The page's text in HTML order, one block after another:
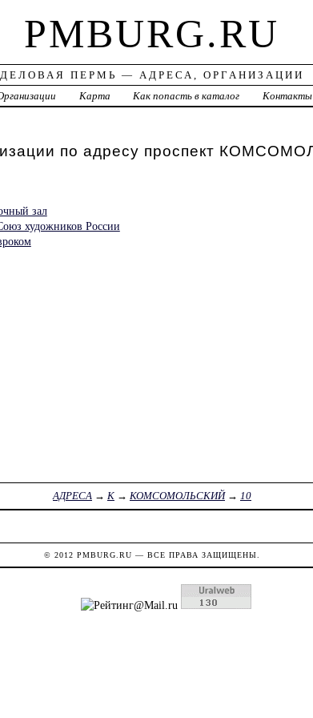
PMBURG.RU
ДЕЛОВАЯ ПЕРМЬ — АДРЕСА, ОРГАНИЗАЦИИ
Карта Как попасть в каталог Контакты
по адресу проспект
зал
художников России
АДРЕСА→ К→ КОМСОМОЛЬСКИЙ→ 10
© 2012 PMBURG.RU — ВСЕ ПРАВА ЗАЩИЩЕНЫ.